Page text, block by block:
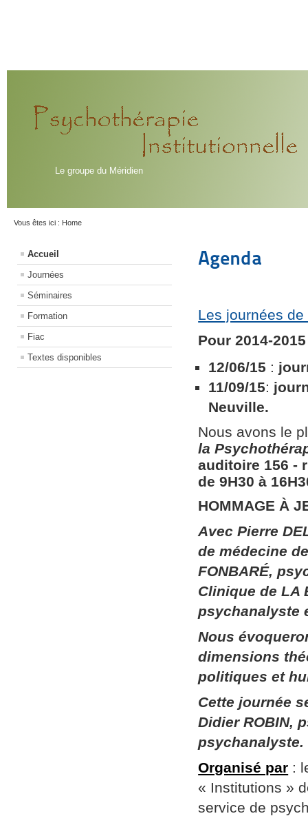
Le groupe du Méridien
Vous êtes ici : Home
Accueil
Journées
Séminaires
Formation
Fiac
Textes disponibles
Agenda
Les journées
Pour 2014-
12/06/15 :
11/09/15:
Neuville.
Nous avons le
la
auditoire 156​ ​-
de 9H30 à
HOMMAGE À
Avec Pierre
de médecine
FONBARÉ,
Clinique de LA
psychanalyste
Nous
dimensions
politiques et
Cette journée
Didier ROBIN,
psychanalyste.
Organisé par :
« Institutions »
service de